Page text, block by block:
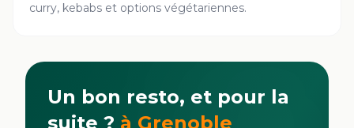
curry, kebabs et options végétariennes.
Un bon resto, et pour la
suite ? à Grenoble